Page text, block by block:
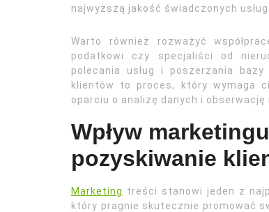
najwyższą jakość świadczonych
Warto również rozważyć
podatkowi czy specjaliści od
polecania usług i poszerzania
klientów to proces, który wymaga
oparciu o analizę danych i obserwację
Wpływ
pozyskiwanie
Marketing treści stanowi jeden z
który pragnie skutecznie promować